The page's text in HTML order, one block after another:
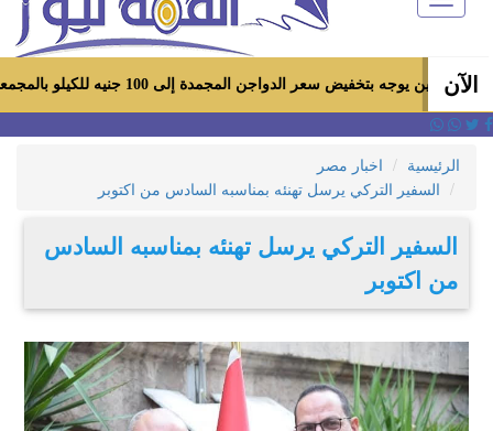
navigation
الآن
بتخفيض سعر الدواجن المجمدة إلى 100 جنيه للكيلو بالمجمعات الاستهلاكية ومعارض «أهلاً رمضان»
الرئيسية
اخبار مصر
السفير التركي يرسل تهنئه بمناسبه السادس من اكتوبر
السفير التركي يرسل تهنئه بمناسبه السادس
من اكتوبر